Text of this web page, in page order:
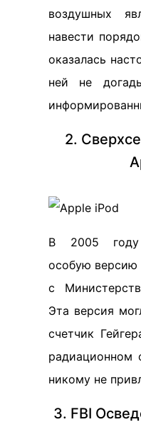
воздушных
навести
оказалась
ней не
2.
В 2005 году
особую версию
с
Эта версия
счетчик
радиационном
никому не
3. FBI